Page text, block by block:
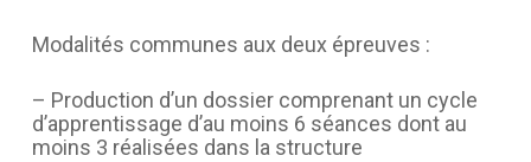
Modalités communes aux deux épreuves :
– Production d’un dossier comprenant un cycle
d’apprentissage d’au moins 6 séances dont au
moins 3 réalisées dans la structure